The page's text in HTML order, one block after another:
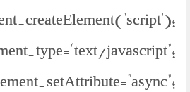
javascript";